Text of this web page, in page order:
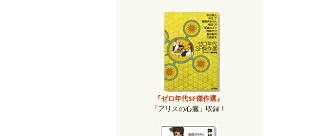
『ゼロ年代SF傑作選』
「アリスの心臓」収録！